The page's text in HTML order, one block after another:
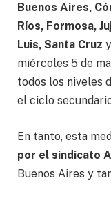
Buenos Aires,
Ríos, Formosa,
Luis, Santa Cruz y
miércoles 5 de
todos los niveles
el ciclo
En tanto, esta
por el sindicato
Buenos Aires y